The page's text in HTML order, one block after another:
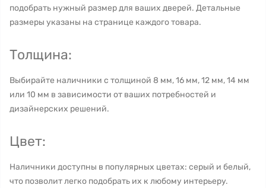
подобрать нужный размер для ваших дверей. Детальные
размеры указаны на странице каждого товара.
Толщина:
Выбирайте наличники с толщиной 8 мм, 16 мм, 12 мм, 14 мм
или 10 мм в зависимости от ваших потребностей и
дизайнерских решений.
Цвет:
Наличники доступны в популярных цветах: серый и белый,
что позволит легко подобрать их к любому интерьеру.